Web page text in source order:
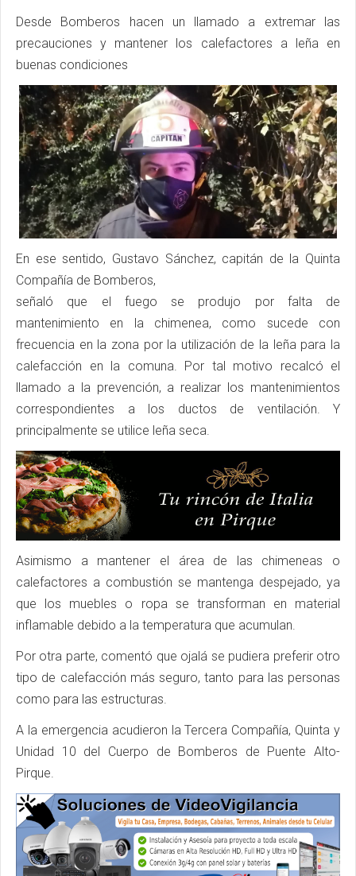
Desde Bomberos hacen un llamado a extremar las
precauciones y mantener los calefactores a leña en
buenas condiciones
En ese sentido, Gustavo Sánchez, capitán de la Quinta
Compañía de Bomberos,
señaló que el fuego se produjo por falta de
mantenimiento en la chimenea, como sucede con
frecuencia en la zona por la utilización de la leña para la
calefacción en la comuna. Por tal motivo recalcó el
llamado a la prevención, a realizar los mantenimientos
correspondientes a los ductos de ventilación. Y
principalmente se utilice leña seca.
Asimismo a mantener el área de las chimeneas o
calefactores a combustión se mantenga despejado, ya
que los muebles o ropa se transforman en material
inflamable debido a la temperatura que acumulan.
Por otra parte, comentó que ojalá se pudiera preferir otro
tipo de calefacción más seguro, tanto para las personas
como para las estructuras.
A la emergencia acudieron la Tercera Compañía, Quinta y
Unidad 10 del Cuerpo de Bomberos de Puente Alto-
Pirque.